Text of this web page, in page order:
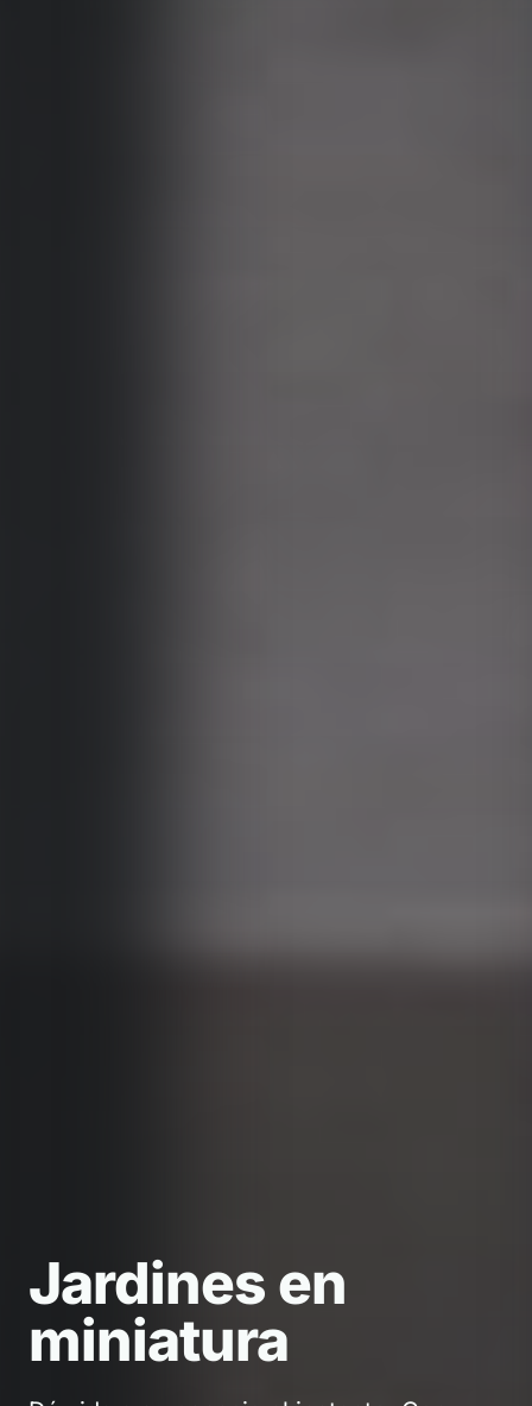
Jardines en
miniatura
Jardines en
miniatura
Jardines en
miniatura